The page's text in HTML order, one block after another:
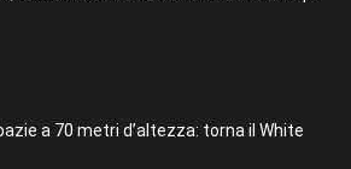
a 70 metri d’altezza: torna il White